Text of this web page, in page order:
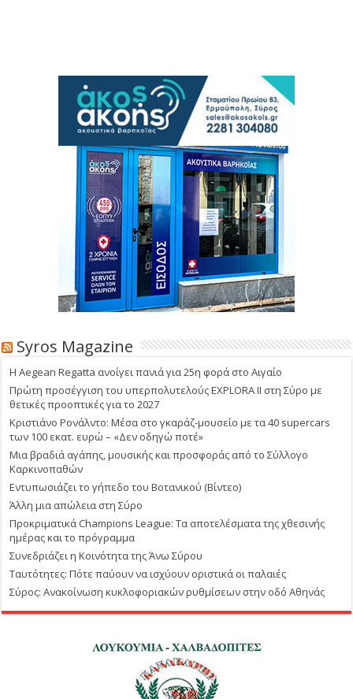
Syros Magazine
Η Aegean Regatta ανοίγει πανιά για 25η φορά στο Αιγαίο
Πρώτη προσέγγιση του υπερπολυτελούς EXPLORA II στη Σύρο με
θετικές προοπτικές για το 2027
Κριστιάνο Ρονάλντο: Μέσα στο γκαράζ-μουσείο με τα 40 supercars
των 100 εκατ. ευρώ – «Δεν οδηγώ ποτέ»
Μια βραδιά αγάπης, μουσικής και προσφοράς από το Σύλλογο
Καρκινοπαθών
Εντυπωσιάζει το γήπεδο του Βοτανικού (Βίντεο)
Άλλη μια απώλεια στη Σύρο
Προκριματικά Champions League: Τα αποτελέσματα της χθεσινής
ημέρας και το πρόγραμμα
Συνεδριάζει η Κοινότητα της Άνω Σύρου
Ταυτότητες: Πότε παύουν να ισχύουν οριστικά οι παλαιές
Σύρος: Ανακοίνωση κυκλοφοριακών ρυθμίσεων στην οδό Αθηνάς